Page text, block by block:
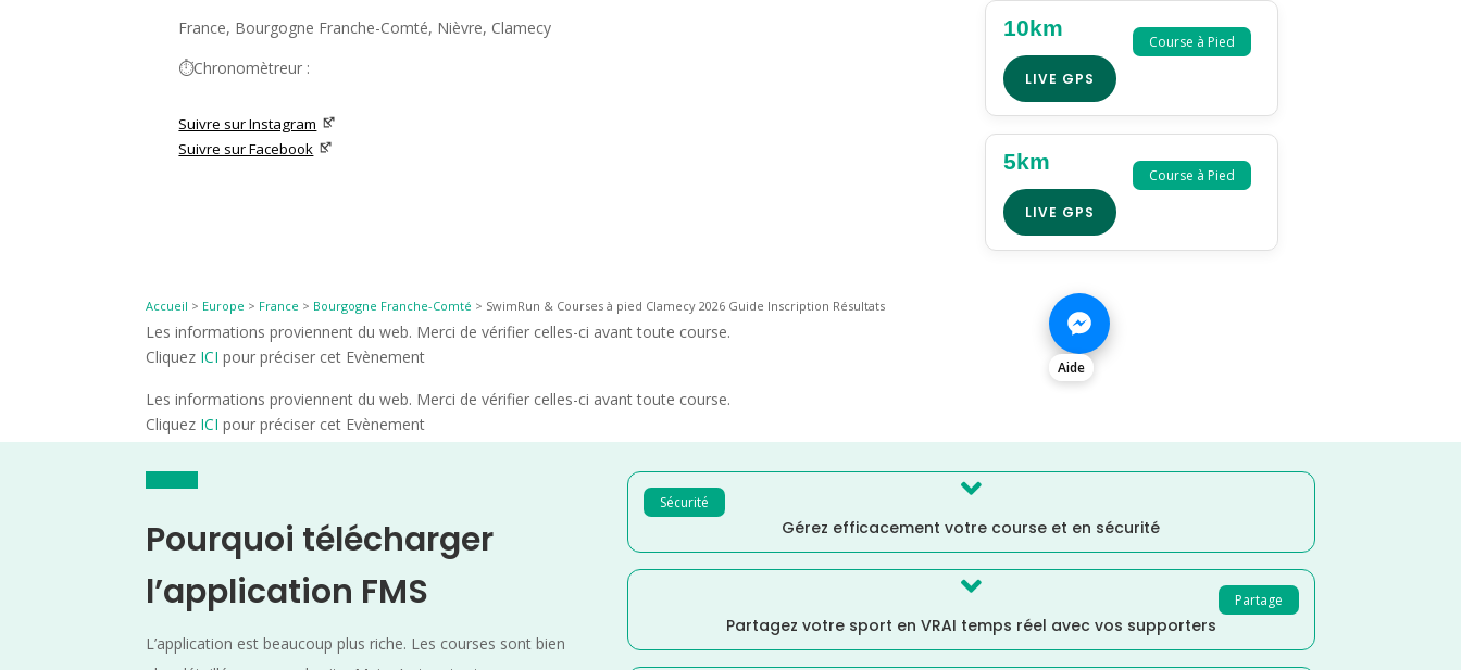
France, Bourgogne Franche-Comté, Nièvre, Clamecy
⏱️Chronomètreur :
Suivre sur Instagram
Suivre sur Facebook
Course à Pied
10km
LIVE GPS
Course à Pied
5km
LIVE GPS
Accueil > Europe > France > Bourgogne Franche-Comté > SwimRun & Courses à pied Clamecy 2026 Guide Inscription Résultats
Les informations proviennent du web. Merci de vérifier celles-ci avant toute course.
Cliquez ICI pour préciser cet Evènement
Les informations proviennent du web. Merci de vérifier celles-ci avant toute course.
Cliquez ICI pour préciser cet Evènement
Aide
Pourquoi télécharger
l’application FMS
L’application est beaucoup plus riche. Les courses sont bien
Sécurité 
Gérez efficacement votre course et en sécurité
Partage

Partagez votre sport en VRAI temps réel avec vos supporters